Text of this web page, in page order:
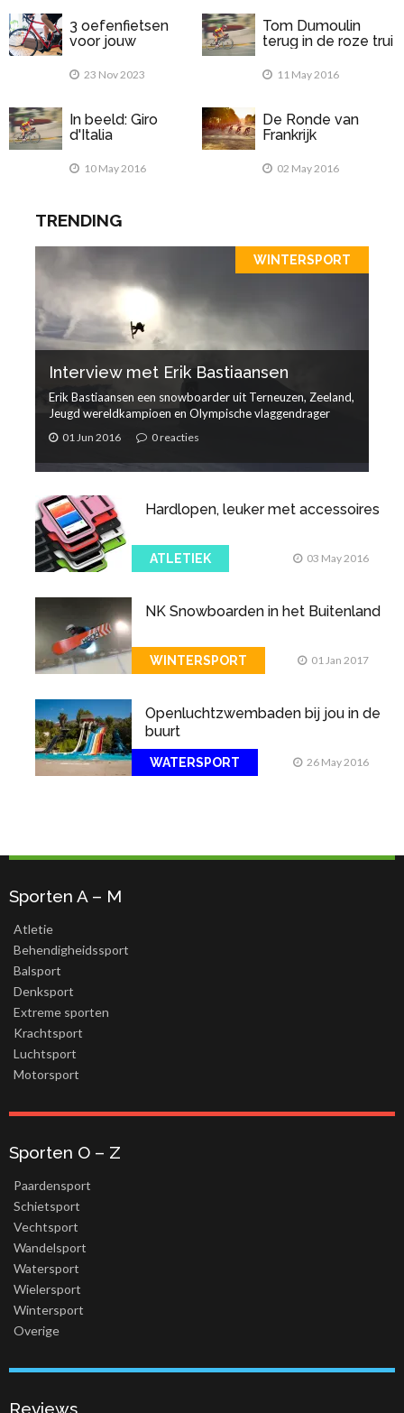
3 oefenfietsen
voor jouw
23 Nov 2023
Tom Dumoulin
terug in de roze trui
11 May 2016
In beeld: Giro
d'Italia
10 May 2016
De Ronde van
Frankrijk
02 May 2016
TRENDING
WINTERSPORT
Interview met Erik Bastiaansen
Erik Bastiaansen een snowboarder uit Terneuzen, Zeeland,
Jeugd wereldkampioen en Olympische vlaggendrager
01 Jun 2016 0 reacties
Hardlopen, leuker met accessoires
ATLETIEK 03 May 2016
NK Snowboarden in het Buitenland
WINTERSPORT 01 Jan 2017
Openluchtzwembaden bij jou in de
buurt
WATERSPORT 26 May 2016
Sporten A – M
Atletie
Behendigheidssport
Balsport
Denksport
Extreme sporten
Krachtsport
Luchtsport
Motorsport
Sporten O – Z
Paardensport
Schietsport
Vechtsport
Wandelsport
Watersport
Wielersport
Wintersport
Overige
Reviews